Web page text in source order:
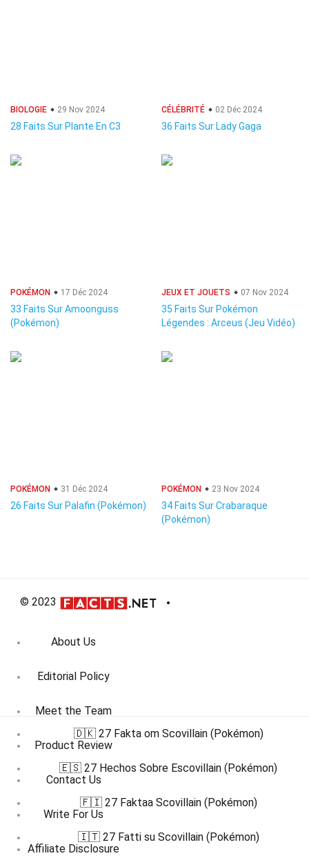
BIOLOGIE 29 Nov 2024
28 Faits Sur Plante En C3
CÉLÉBRITÉ 02 Déc 2024
36 Faits Sur Lady Gaga
POKÉMON 17 Déc 2024
33 Faits Sur Amoonguss
(Pokémon)
JEUX ET JOUETS 07 Nov 2024
35 Faits Sur Pokémon
Légendes : Arceus (Jeu Vidéo)
POKÉMON 31 Déc 2024
26 Faits Sur Palafin (Pokémon)
POKÉMON 23 Nov 2024
34 Faits Sur Crabaraque
(Pokémon)
© 2023
About Us
Editorial Policy
Meet the Team
Product Review
Contact Us
Write For Us
Affiliate Disclosure
🇩🇰 27 Fakta om Scovillain (Pokémon)
🇪🇸 27 Hechos Sobre Escovillain (Pokémon)
🇫🇮 27 Faktaa Scovillain (Pokémon)
🇮🇹 27 Fatti su Scovillain (Pokémon)